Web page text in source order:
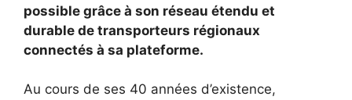
possible grâce à son réseau étendu et
durable de transporteurs régionaux
connectés à sa plateforme.
Au cours de ses 40 années d’existence,